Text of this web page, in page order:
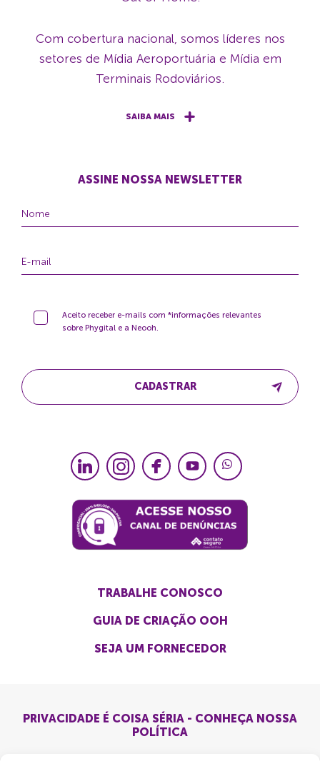
Com cobertura nacional, somos líderes nos
setores de Mídia Aeroportuária e Mídia em
Terminais Rodoviários.
SAIBA MAIS
ASSINE NOSSA NEWSLETTER
Aceito receber e-mails com *informações relevantes
sobre Phygital e a Neooh.
CADASTRAR
TRABALHE CONOSCO
GUIA DE CRIAÇÃO OOH
SEJA UM FORNECEDOR
PRIVACIDADE É COISA SÉRIA - CONHEÇA NOSSA
POLÍTICA